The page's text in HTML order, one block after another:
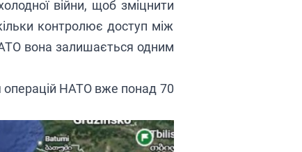
війни, щоб зміцнити
контролює доступ між
вона залишається одним
операцій НАТО вже понад 70